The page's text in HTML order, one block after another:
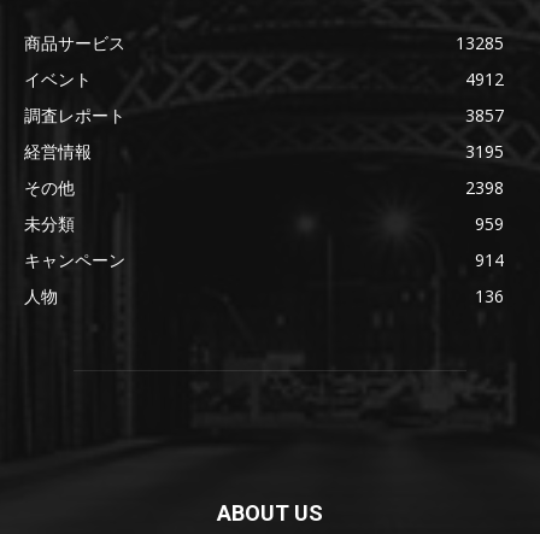
商品サービス
13285
イベント
4912
調査レポート
3857
経営情報
3195
その他
2398
未分類
959
キャンペーン
914
人物
136
ABOUT US